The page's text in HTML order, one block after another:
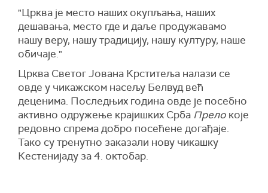
"Црква је место наших окупљања, наших
дешавања, место где и даље продужавамо
нашу веру, нашу традицију, нашу културу, наше
обичаје."
Црква Светог Јована Крститеља налази се
овде у чикажском насељу Белвуд већ
деценима. Последњих година овде је посебно
активно одружење крајишких Срба Прело које
редовно спрема добро посећене догађаје.
Тако су тренутно заказали нову чикашку
Кестенијаду за 4. октобар.